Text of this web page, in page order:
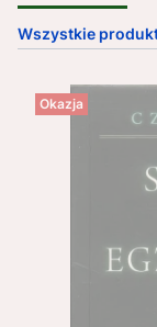
Wszystkie
Okazja